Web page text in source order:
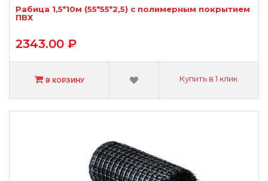
Рабица 1,5*10м (55*55*2,5) с полимерным покрытием
ПВХ
2343.00 ₽
В КОРЗИНУ Купить в 1 клик